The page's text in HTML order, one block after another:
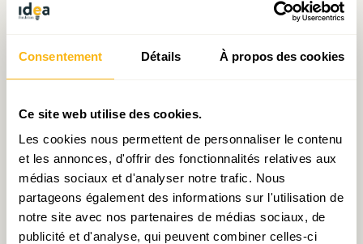
Consentement Détails À propos des cookies
Ce site web utilise des cookies.
Les cookies nous permettent de personnaliser le contenu
et les annonces, d'offrir des fonctionnalités relatives aux
médias sociaux et d'analyser notre trafic. Nous
partageons également des informations sur l'utilisation de
notre site avec nos partenaires de médias sociaux, de
publicité et d'analyse, qui peuvent combiner celles-ci
d’IDEA consacrée à la
Vision territoriale à long
Défis : Propositions en vue